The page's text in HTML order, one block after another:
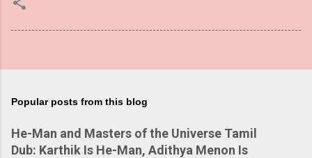
Popular posts from this blog
He-Man and Masters of the Universe Tamil
Dub: Karthik Is He-Man, Adithya Menon Is